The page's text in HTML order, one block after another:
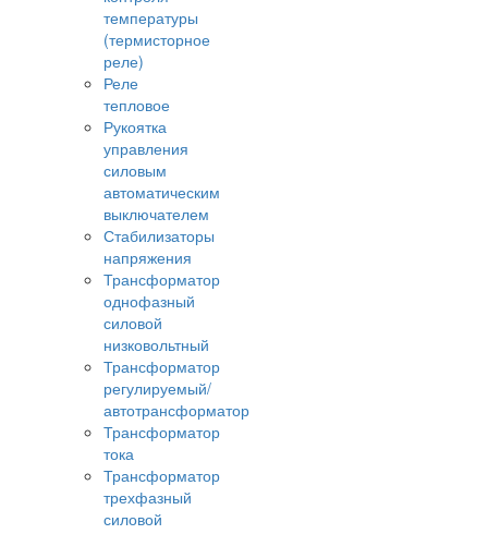
температуры
(термисторное
реле)
Реле
тепловое
Рукоятка
управления
силовым
автоматическим
выключателем
Стабилизаторы
напряжения
Трансформатор
однофазный
силовой
низковольтный
Трансформатор
регулируемый/
автотрансформатор
Трансформатор
тока
Трансформатор
трехфазный
силовой